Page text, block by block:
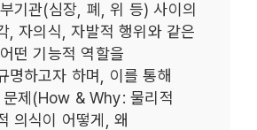
기관(심장, 폐, 위 등) 사이의
, 자의식, 자발적 행위와 같은
떤 기능적 역할을
명하고자 하며, 이를 통해
문제(How & Why: 물리적
의식이 어떻게, 왜